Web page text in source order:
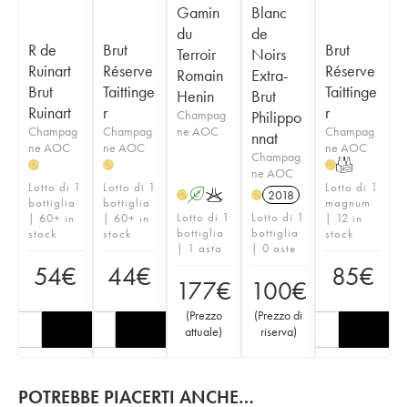
R de
Ruinart
Brut
Ruinart
Champag
ne AOC
H
Lotto di 1
bottiglia
| 60+ in
stock
54€
Brut
Réserve
Taittinge
r
Champag
ne AOC
H
Lotto di 1
bottiglia
| 60+ in
stock
44€
Gamin
du
Terroir
Romain
Henin
Champag
ne AOC
H AK
Lotto di 1
bottiglia
| 1 asta
177€
(Prezzo
attuale)
Blanc
de
Noirs
Extra-
Brut
Philippo
nnat
Champag
ne AOC
H 2018
Lotto di 1
bottiglia
| 0 aste
100€
(Prezzo di
riserva)
Brut
Réserve
Taittinge
r
Champag
ne AOC
HT
Lotto di 1
magnum
| 12 in
stock
85€
POTREBBE PIACERTI ANCHE…